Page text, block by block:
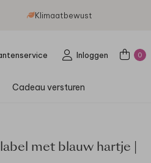
Klimaatbewust
Inloggen 0
Cadeau versturen
met blauw hartje |